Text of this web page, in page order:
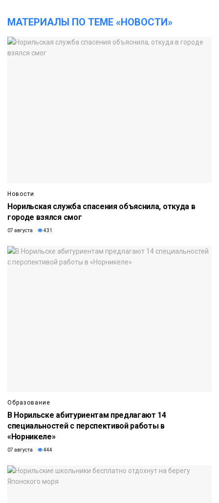
МАТЕРИАЛЫ ПО ТЕМЕ «НОВОСТИ»
Новости
Норильская служба спасения объяснила, откуда в
городе взялся смог
07 августа 431
Образование
В Норильске абитуриентам предлагают 14
специальностей с перспективой работы в
«Норникеле»
07 августа 444